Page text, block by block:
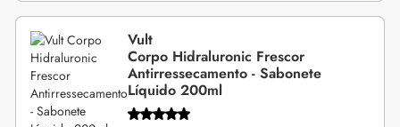
Vult
Corpo Hidraluronic Frescor
Antirressecamento - Sabonete
Líquido 200ml